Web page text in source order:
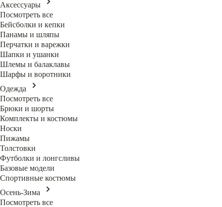
Аксессуары
Посмотреть все
Бейсболки и кепки
Панамы и шляпы
Перчатки и варежки
Шапки и ушанки
Шлемы и балаклавы
Шарфы и воротники
Одежда
Посмотреть все
Брюки и шорты
Комплекты и костюмы
Носки
Пижамы
Толстовки
Футболки и лонгсливы
Базовые модели
Спортивные костюмы
Осень-Зима
Посмотреть все